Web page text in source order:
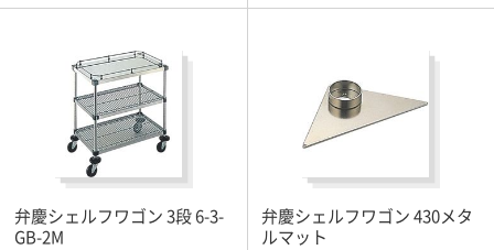
弁慶シェルフワゴン 3段 6-3-
GB-2M
弁慶シェルフワゴン 430メタ
ルマット